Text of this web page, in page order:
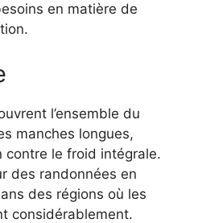
en matière de
l’ensemble du
manches longues,
le froid intégrale.
des randonnées en
des régions où les
considérablement.